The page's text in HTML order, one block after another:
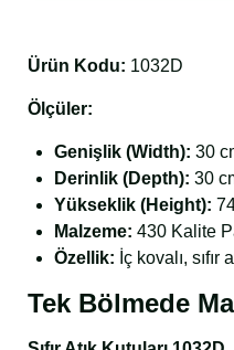
Ürün Kodu: 1032D
Ölçüler:
Genişlik (Width): 30
Derinlik (Depth): 30
Yükseklik (Height):
Malzeme: 430 Kalite
Özellik: İç kovalı,
Tek Bölmede